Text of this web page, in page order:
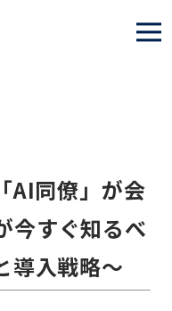
同僚」が会
今すぐ知るべ
導入戦略〜